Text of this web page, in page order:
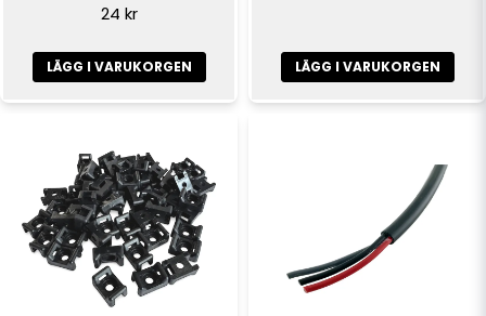
Skicka fråga
24 kr
LÄGG I VARUKORGEN LÄGG I VARUKORGEN